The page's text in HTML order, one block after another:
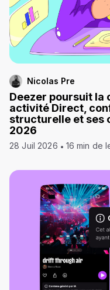
Nicolas Pre
Deezer poursuit la
activité Direct,
structurelle et ses
2026
28 Juil 2026 16 min de